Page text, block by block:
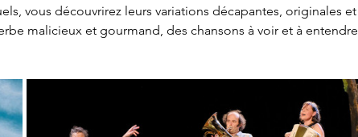
vous découvrirez leurs variations décapantes, originales et
malicieux et gourmand, des chansons à voir et à entendre